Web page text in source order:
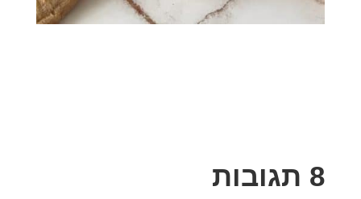
8 תגובות